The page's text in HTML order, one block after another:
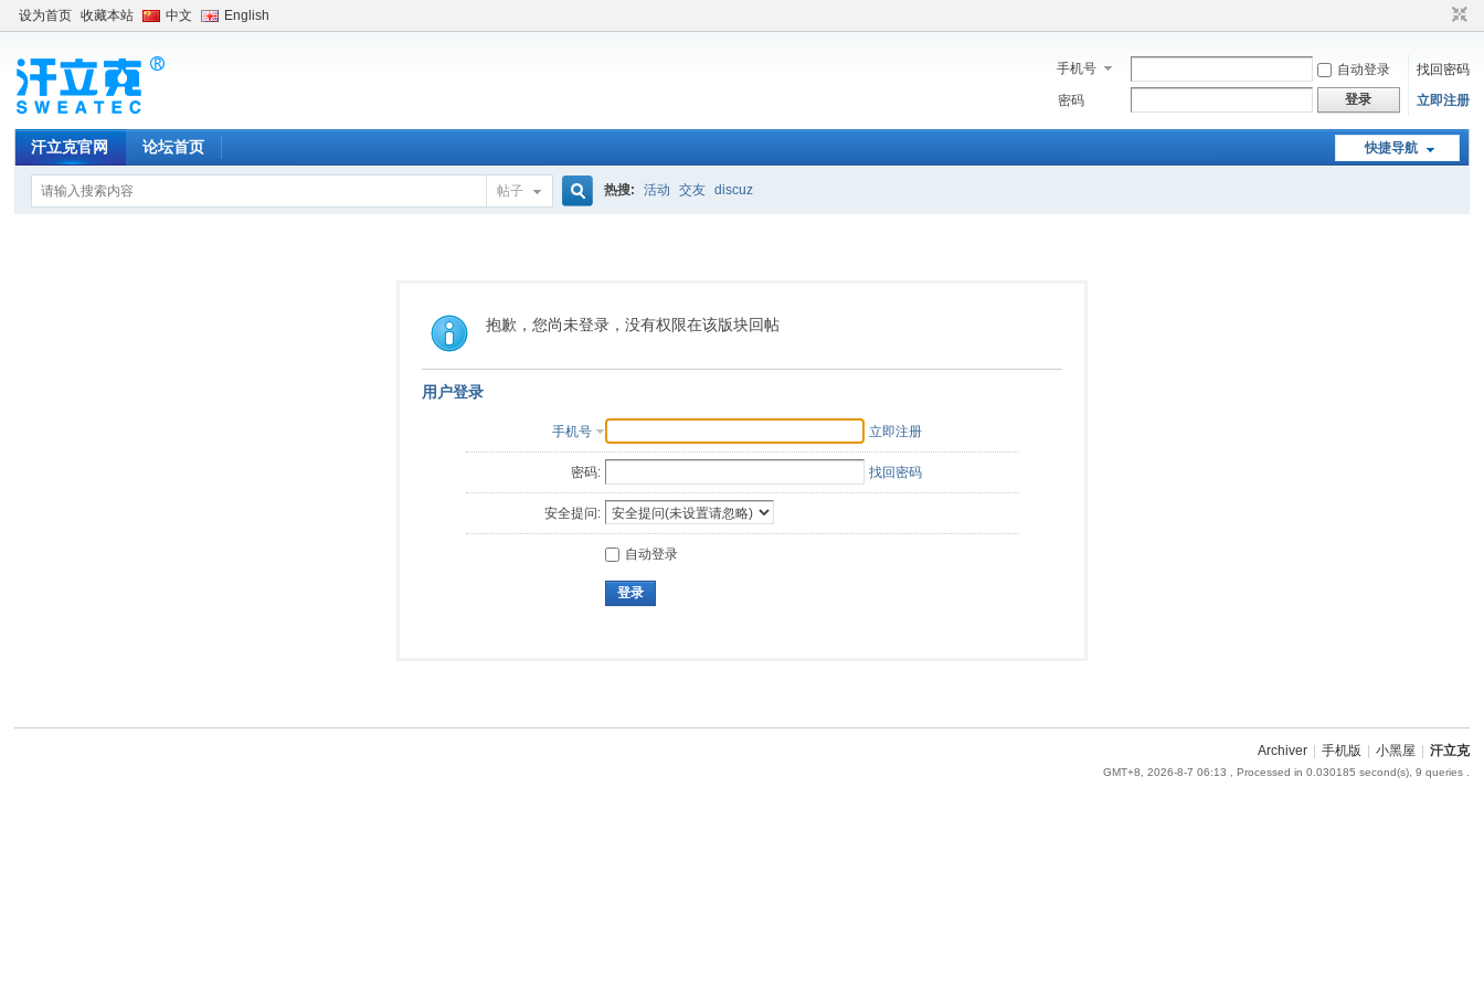
设为首页 收藏本站 中文 English
手机号 自动登录
找回密码
密码
登录 立即注册
快捷导航
汗立克官网 论坛首页
帖子
索
热搜: 活动 交友 discuz
抱歉，您尚未登录，没有权限在该版块回帖
用户登录
手机号 立即注册
密码: 找回密码
安全提问:
自动登录
登录
Archiver 手机版 小黑屋 汗立克
GMT+8, 2026-8-7 06:13 , Processed in 0.030185 second(s), 9 queries .